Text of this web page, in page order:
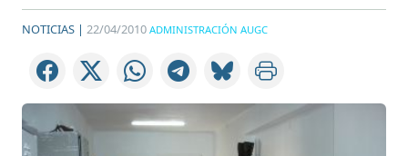
NOTICIAS | 22/04/2010 ADMINISTRACIÓN AUGC